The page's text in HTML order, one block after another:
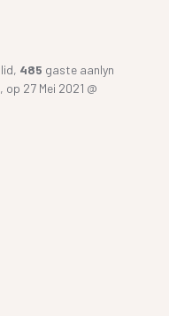
lid, 485 gaste aanlyn
, op 27 Mei 2021 @